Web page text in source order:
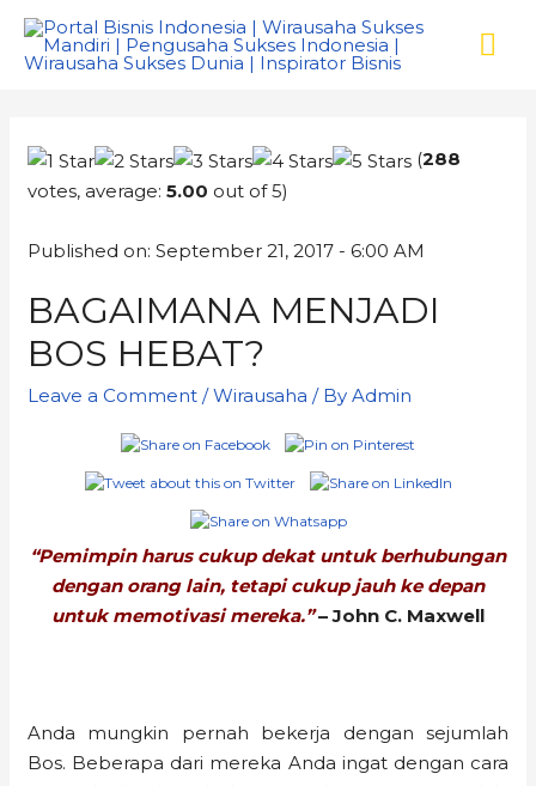
(288
votes, average:5.00 out of 5)
Published on: September 21, 2017 - 6:00 AM
BAGAIMANA MENJADI
BOS HEBAT?
Leave a Comment /Wirausaha / ByAdmin
“Pemimpin harus cukup dekat untuk berhubungan
dengan orang lain, tetapi cukup jauh ke depan
untuk memotivasi mereka.”– John C. Maxwell
Anda mungkin pernah bekerja dengan sejumlah
Bos. Beberapa dari mereka Anda ingat dengan cara